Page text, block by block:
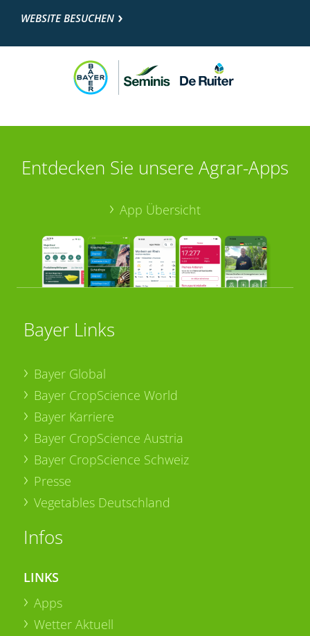
WEBSITE BESUCHEN
Entdecken Sie unsere Agrar-Apps
App Übersicht
Bayer Links
Bayer Global
Bayer CropScience World
Bayer Karriere
Bayer CropScience Austria
Bayer CropScience Schweiz
Presse
Vegetables Deutschland
Infos
LINKS
Apps
Wetter Aktuell